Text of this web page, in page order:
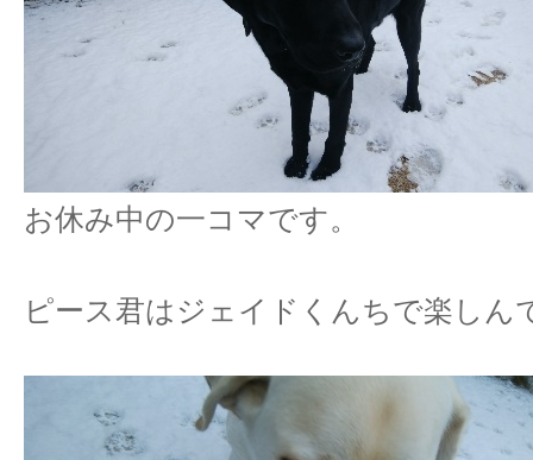
お休み中の一コマです。
ピース君はジェイドくんちで楽しん